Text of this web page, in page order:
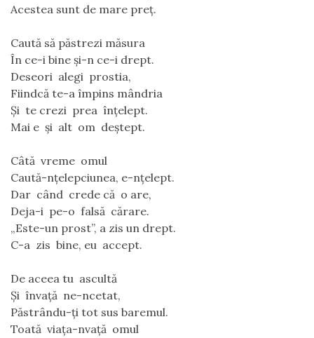
Acestea sunt de mare preț.
Caută să păstrezi măsura
În ce-i bine și-n ce-i drept.
Deseori  alegi  prostia,
Fiindcă te-a împins mândria
Și  te crezi  prea  înțelept.
Mai e  și  alt  om  deștept.
Câtă  vreme  omul
Caută-nțelepciunea, e-nțelept.
Dar  când  crede că  o are,
Deja-i  pe-o  falsă  cărare.
„Este-un prost”, a zis un drept.
C-a  zis  bine, eu  accept.
De aceea tu  ascultă
Și  învață  ne-ncetat,
Păstrându-ți tot sus baremul.
Toată  viața-nvață  omul